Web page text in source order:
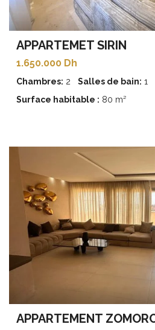
APPARTEMET SIRIN
1.650.000 Dh
Chambres: 2 Salles de bain: 1
Surface habitable : 80 m²
APPARTEMENT